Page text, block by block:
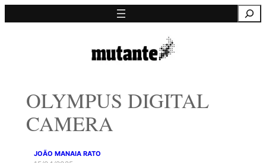
para
OLYMPUS DIGITAL
CAMERA
JOÃO MANAIA RATO